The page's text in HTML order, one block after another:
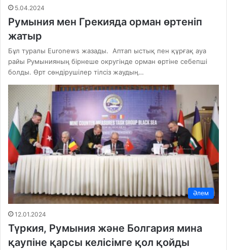
5.04.2024
Румыния мен Грекияда орман өртеніп
жатыр
Бұл туралы Euronews жазады. Аптап ыстық пен құрғақ ауа
райы Румынияның бірнеше округінде орман өртіне себепші
болды. Өрт сөндірушілер тілсіз жаудың…
Әлем
12.01.2024
Түркия, Румыния және Болгария мина
қаупіне қарсы келісімге қол қойды